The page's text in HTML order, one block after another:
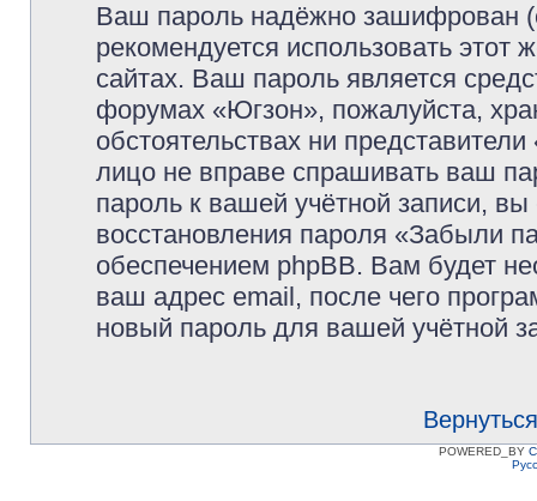
Ваш пароль надёжно зашифрован
рекомендуется использовать этот
сайтах. Ваш пароль является
форумах «Югзон», пожалуйста,
обстоятельствах ни
лицо не вправе спрашивать ваш
пароль к вашей учётной записи,
восстановления пароля «Забыли
обеспечением phpBB. Вам будет
ваш адрес email, после чего
новый пароль для вашей учётной
POWERED_BY